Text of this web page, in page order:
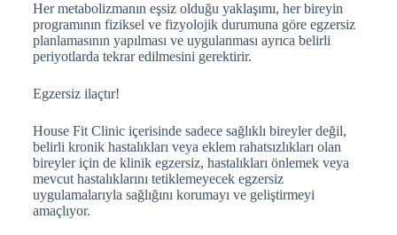
Her metabolizmanın eşsiz olduğu yaklaşımı, her bireyin
programının fiziksel ve fizyolojik durumuna göre egzersiz
planlamasının yapılması ve uygulanması ayrıca belirli
periyotlarda tekrar edilmesini gerektirir.
Egzersiz ilaçtır!
House Fit Clinic içerisinde sadece sağlıklı bireyler değil,
belirli kronik hastalıkları veya eklem rahatsızlıkları olan
bireyler için de klinik egzersiz, hastalıkları önlemek veya
mevcut hastalıklarını tetiklemeyecek egzersiz
uygulamalarıyla sağlığını korumayı ve geliştirmeyi
amaçlıyor.